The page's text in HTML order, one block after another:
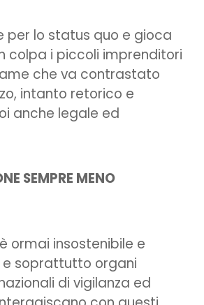
per lo status quo e gioca
colpa i piccoli imprenditori
che va contrastato
intanto retorico e
anche legale ed
SEMPRE MENO
ormai insostenibile e
e soprattutto organi
di vigilanza ed